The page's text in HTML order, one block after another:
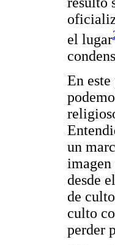
el lugar
En
un
desde
de
culto
perder